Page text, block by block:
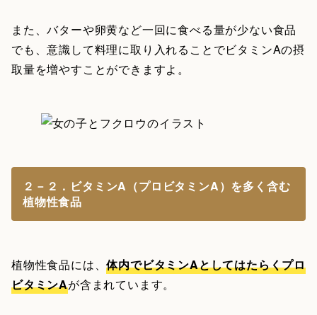
また、バターや卵黄など一回に食べる量が少ない食品
でも、意識して料理に取り入れることでビタミンAの摂
取量を増やすことができますよ。
２－２．ビタミンA（プロビタミンA）を多く含む
植物性食品
植物性食品には、体内でビタミンAとしてはたらくプロ
ビタミンAが含まれています。